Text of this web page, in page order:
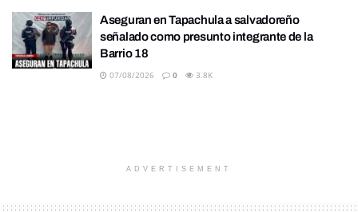
Aseguran en Tapachula a salvadoreño
señalado como presunto integrante de la
Barrio 18
07/08/2026 0 3.8K
ADVERTISEMENT